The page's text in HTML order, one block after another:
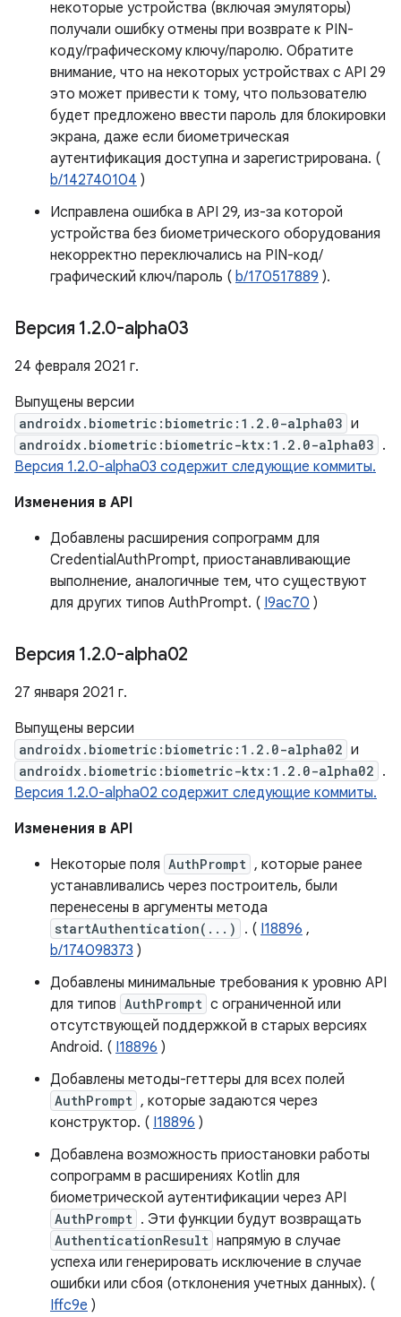
некоторые устройства (включая эмуляторы)
получали ошибку отмены при возврате к PIN-
коду/графическому ключу/паролю. Обратите
внимание, что на некоторых устройствах с API 29
это может привести к тому, что пользователю
будет предложено ввести пароль для блокировки
экрана, даже если биометрическая
аутентификация доступна и зарегистрирована. (
b/142740104 )
Исправлена ​​ошибка в API 29, из-за которой
устройства без биометрического оборудования
некорректно переключались на PIN-код/
графический ключ/пароль ( b/170517889 ).
Версия 1.2.0-alpha03
24 февраля 2021 г.
Выпущены версии
androidx.biometric:biometric:1.2.0-alpha03 и
androidx.biometric:biometric-ktx:1.2.0-alpha03 .
Версия 1.2.0-alpha03 содержит следующие коммиты.
Изменения в API
Добавлены расширения сопрограмм для
CredentialAuthPrompt, приостанавливающие
выполнение, аналогичные тем, что существуют
для других типов AuthPrompt. ( I9ac70 )
Версия 1.2.0-alpha02
27 января 2021 г.
Выпущены версии
androidx.biometric:biometric:1.2.0-alpha02 и
androidx.biometric:biometric-ktx:1.2.0-alpha02 .
Версия 1.2.0-alpha02 содержит следующие коммиты.
Изменения в API
Некоторые поля AuthPrompt , которые ранее
устанавливались через построитель, были
перенесены в аргументы метода
startAuthentication(...) . ( I18896 ,
b/174098373 )
Добавлены минимальные требования к уровню API
для типов AuthPrompt с ограниченной или
отсутствующей поддержкой в ​​старых версиях
Android. ( I18896 )
Добавлены методы-геттеры для всех полей
AuthPrompt , которые задаются через
конструктор. ( I18896 )
Добавлена ​​возможность приостановки работы
сопрограмм в расширениях Kotlin для
биометрической аутентификации через API
AuthPrompt . Эти функции будут возвращать
AuthenticationResult напрямую в случае
успеха или генерировать исключение в случае
ошибки или сбоя (отклонения учетных данных). (
Iffc9e )